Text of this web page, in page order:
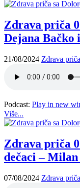
Zdrava priča
Dejana Bačko
21/08/2024 Zdrava
Podcast: Play in new
Više...
Zdrava priča
dečaci –
07/08/2024 Zdrava